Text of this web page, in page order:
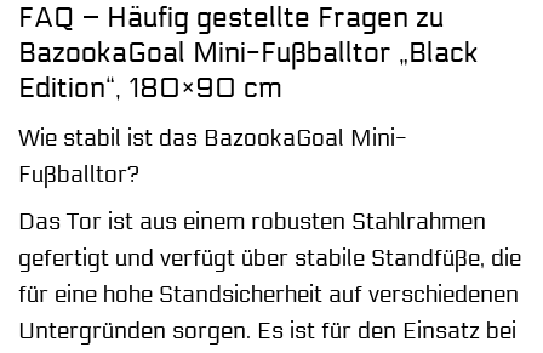
FAQ – Häufig gestellte Fragen zu
BazookaGoal Mini-Fußballtor „Black
Edition“, 180×90 cm
Wie stabil ist das BazookaGoal Mini-
Fußballtor?
Das Tor ist aus einem robusten Stahlrahmen
gefertigt und verfügt über stabile Standfüße, die
für eine hohe Standsicherheit auf verschiedenen
Untergründen sorgen. Es ist für den Einsatz bei